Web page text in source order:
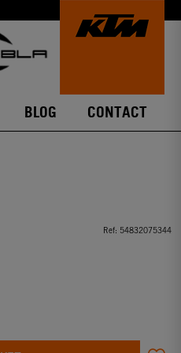
BLOG CONTACT
Ref: 54832075344